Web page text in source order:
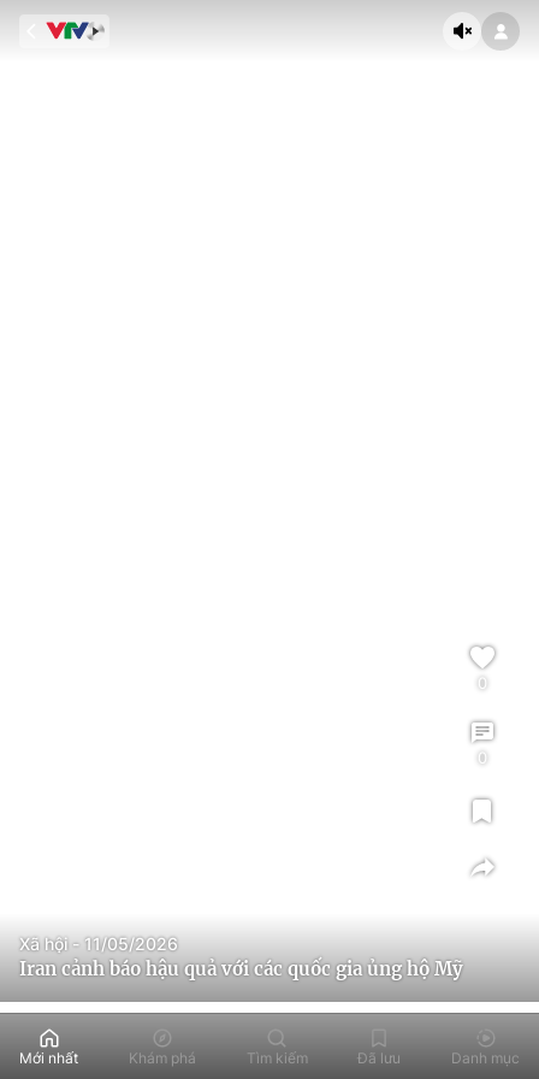
Iran cảnh báo hậu quả với các quốc gia ủng hộ Mỹ
Xã hội - 11/05/2026
0
0
Mới nhất Khám phá Tìm kiếm Đã lưu Danh mục